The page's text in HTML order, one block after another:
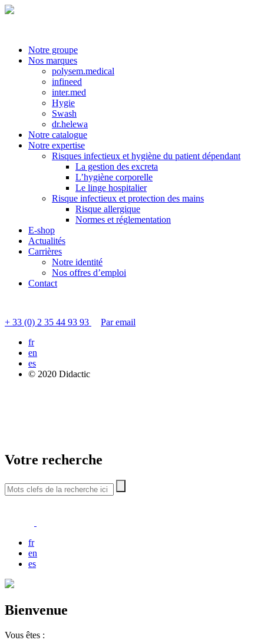
Notre groupe
Nos marques
polysem.medical
infineed
inter.med
Hygie
Swash
dr.helewa
Notre catalogue
Notre expertise
Risques infectieux et hygiène du patient dépendant
La gestion des excreta
L’hygiène corporelle
Le linge hospitalier
Risque infectieux et protection des mains
Risque allergique
Normes et réglementation
E-shop
Actualités
Carrières
Notre identité
Nos offres d’emploi
Contact
+ 33 (0) 2 35 44 93 93
Par email
fr
en
es
© 2020 Didactic
Votre recherche
fr
en
es
Bienvenue
Vous êtes :